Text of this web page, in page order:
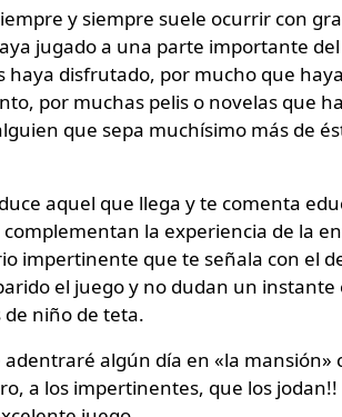
y siempre suele ocurrir con
jugado a una parte importante
haya disfrutado, por mucho que
por muchas pelis o novelas que
que sepa muchísimo más de
aquel que llega y te comenta
la experiencia de la
impertinente que te señala con el
el juego y no dudan un
niño de teta.
adentraré algún día en «la
a los impertinentes, que los jodan!!